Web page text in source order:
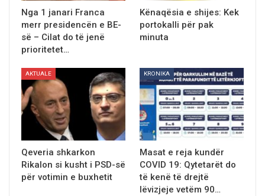
Nga 1 janari Franca
merr presidencën e BE-
së – Cilat do të jenë
prioritetet…
Kёnaqёsia e shijes: Kek
portokalli pёr pak
minuta
AKTUALE
Qeveria shkarkon
Rikalon si kusht i PSD-së
për votimin e buxhetit
KRONIKA
Masat e reja kundër
COVID 19: Qytetarët do
të kenë të drejtë
lëvizjeje vetëm 90…